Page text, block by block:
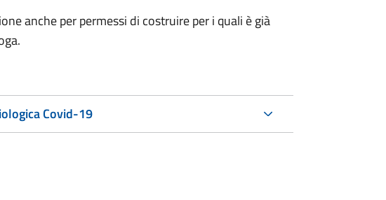
anche per permessi di costruire per i quali è già
Covid-19